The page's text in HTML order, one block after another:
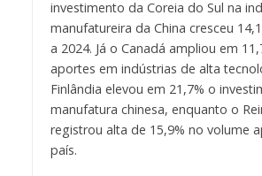
investimento da Coreia do Sul na
manufatureira da China cresceu
a 2024. Já o Canadá ampliou em
aportes em indústrias de alta
Finlândia elevou em 21,7% o
manufatura chinesa, enquanto o
registrou alta de 15,9% no volume
país.